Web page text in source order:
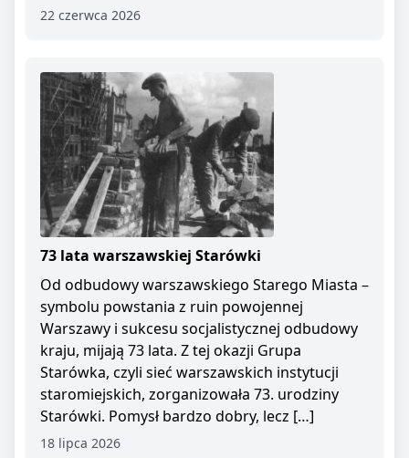
22 czerwca 2026
73 lata warszawskiej Starówki
Od odbudowy warszawskiego Starego Miasta –
symbolu powstania z ruin powojennej
Warszawy i sukcesu socjalistycznej odbudowy
kraju, mijają 73 lata. Z tej okazji Grupa
Starówka, czyli sieć warszawskich instytucji
staromiejskich, zorganizowała 73. urodziny
Starówki. Pomysł bardzo dobry, lecz […]
18 lipca 2026